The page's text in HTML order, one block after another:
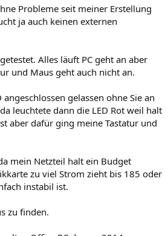
Probleme seit meiner Erstellung
ja auch keinen externen
Alles läuft PC geht an aber
und Maus geht auch nicht an.
gelassen ohne Sie an
leuchtete dann die LED Rot weil halt
aber dafür ging meine Tastatur und
mein Netzteil halt ein Budget
zu viel Strom zieht bis 185 oder
instabil ist.
zu finden.